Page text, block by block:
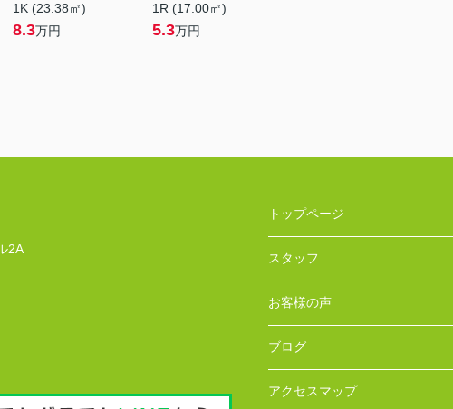
1K (23.38㎡)
8.3万円
1R (17.00㎡)
5.3万円
2A
トップページ
スタッフ
お客様の声
ブログ
アクセスマップ